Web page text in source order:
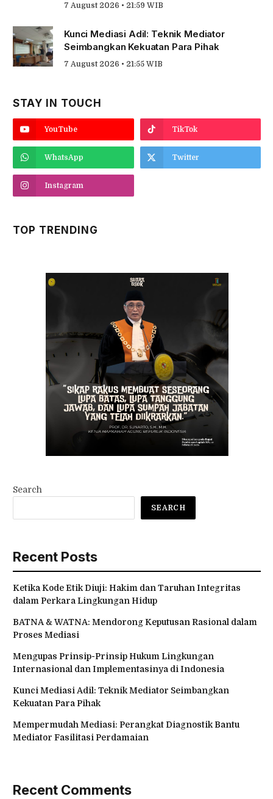
7 August 2026 • 21:59 WIB
Kunci Mediasi Adil: Teknik Mediator
Seimbangkan Kekuatan Para Pihak
7 August 2026 • 21:55 WIB
STAY IN TOUCH
YouTube TikTok
WhatsApp Twitter
Instagram
TOP TRENDING
Search
SEARCH
Recent Posts
Ketika Kode Etik Diuji: Hakim dan Taruhan Integritas
dalam Perkara Lingkungan Hidup
BATNA & WATNA: Mendorong Keputusan Rasional dalam
Proses Mediasi
Mengupas Prinsip-Prinsip Hukum Lingkungan
Internasional dan Implementasinya di Indonesia
Kunci Mediasi Adil: Teknik Mediator Seimbangkan
Kekuatan Para Pihak
Mempermudah Mediasi: Perangkat Diagnostik Bantu
Mediator Fasilitasi Perdamaian
Recent Comments